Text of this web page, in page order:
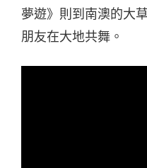
夢遊》則到南澳的大
朋友在大地共舞。